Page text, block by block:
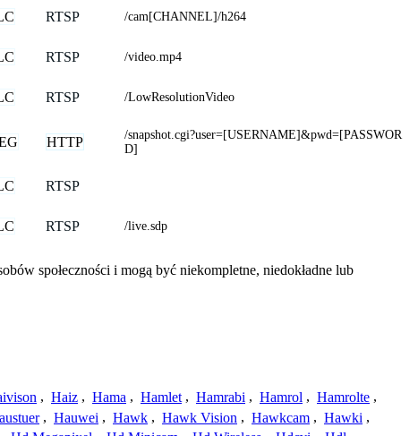
RTSP /cam[CHANNEL]/h264
RTSP /video.mp4
RTSP /LowResolutionVideo
HTTP
/snapshot.cgi?user=[USERNAME]&pwd=[PASSWOR
D]
RTSP
RTSP /live.sdp
społeczności i mogą być niekompletne, niedokładne lub
, Haiz , Hama , Hamlet , Hamrabi , Hamrol , Hamrolte ,
, Hauwei , Hawk , Hawk Vision , Hawkcam , Hawki ,